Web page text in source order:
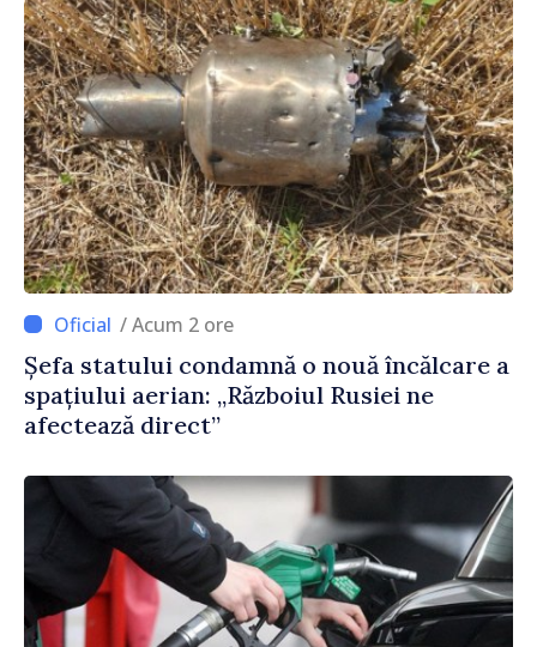
/ Acum 2 ore
Șefa statului condamnă o nouă încălcare a
spațiului aerian: „Războiul Rusiei ne
afectează direct”